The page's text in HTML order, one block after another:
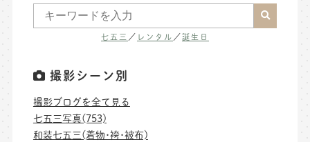
七五三 ／ レンタル ／誕生日
撮影シーン別
撮影ブログを全て見る
七五三写真(753)
和装七五三(着物･袴･被布)